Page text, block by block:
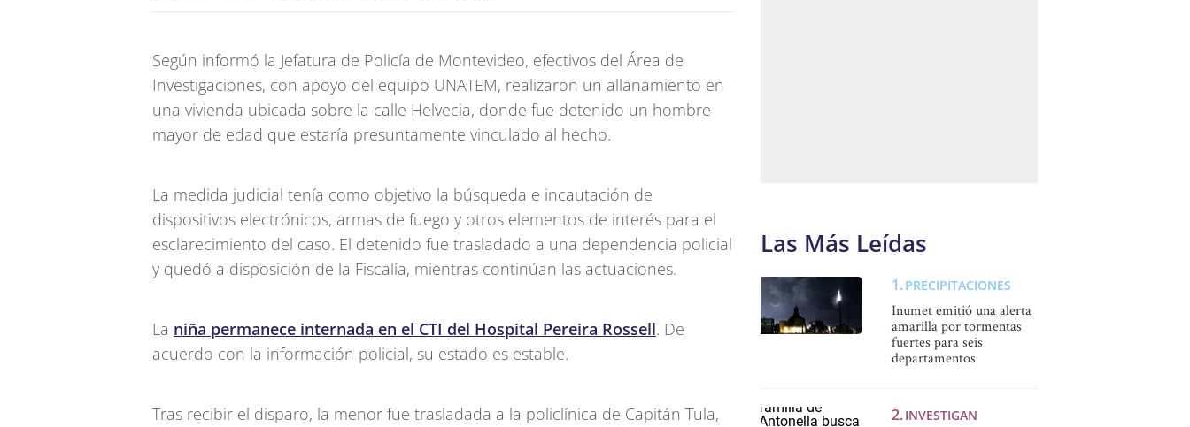
Según informó la Jefatura de Policía de Montevideo, efectivos del Área de
Investigaciones, con apoyo del equipo UNATEM, realizaron un allanamiento en
una vivienda ubicada sobre la calle Helvecia, donde fue detenido un hombre
mayor de edad que estaría presuntamente vinculado al hecho.
La medida judicial tenía como objetivo la búsqueda e incautación de
dispositivos electrónicos, armas de fuego y otros elementos de interés para el
esclarecimiento del caso. El detenido fue trasladado a una dependencia policial
y quedó a disposición de la Fiscalía, mientras continúan las actuaciones.
La niña permanece internada en el CTI del Hospital Pereira Rossell. De
acuerdo con la información policial, su estado es estable.
Tras recibir el disparo, la menor fue trasladada a la policlínica de Capitán Tula,
Las Más Leídas
PRECIPITACIONES
Inumet emitió una alerta
amarilla por tormentas
fuertes para seis
departamentos
INVESTIGAN